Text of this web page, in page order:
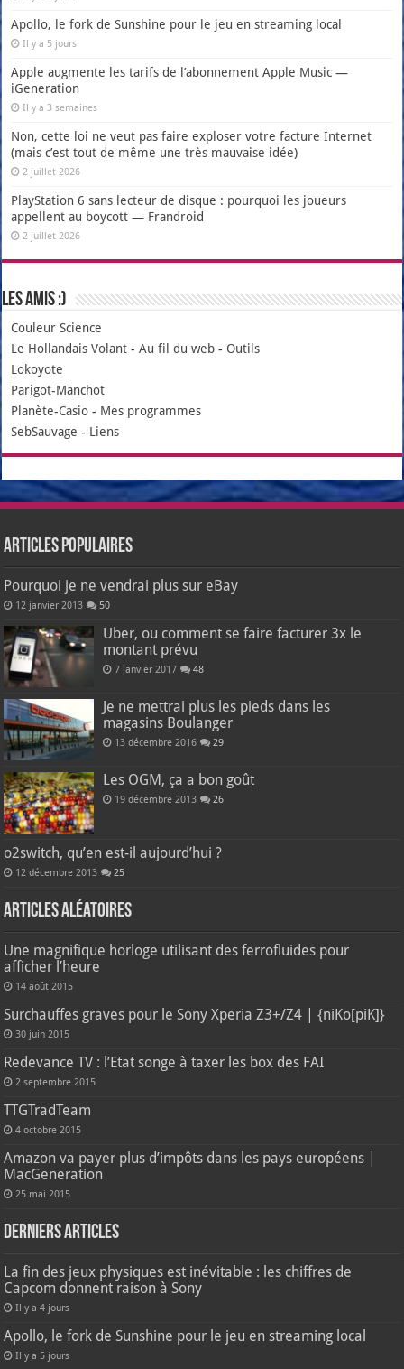
Apollo, le fork de Sunshine pour le jeu en streaming local
Il y a 5 jours
Apple augmente les tarifs de l’abonnement Apple Music —
iGeneration
Il y a 3 semaines
Non, cette loi ne veut pas faire exploser votre facture Internet
(mais c’est tout de même une très mauvaise idée)
2 juillet 2026
PlayStation 6 sans lecteur de disque : pourquoi les joueurs
appellent au boycott — Frandroid
2 juillet 2026
Les amis :)
Couleur Science
Le Hollandais Volant -Au fil du web - Outils
Lokoyote
Parigot-Manchot
Planète-Casio - Mes programmes
SebSauvage - Liens
Articles populaires
Pourquoi je ne vendrai plus sur eBay
12 janvier 2013 50
Uber, ou comment se faire facturer 3x le
montant prévu
7 janvier 2017 48
Je ne mettrai plus les pieds dans les
magasins Boulanger
13 décembre 2016 29
Les OGM, ça a bon goût
19 décembre 2013 26
o2switch, qu’en est-il aujourd’hui ?
12 décembre 2013 25
Articles aléatoires
Une magnifique horloge utilisant des ferrofluides pour
afficher l’heure
14 août 2015
Surchauffes graves pour le Sony Xperia Z3+/Z4 | {niKo[piK]}
30 juin 2015
Redevance TV : l’Etat songe à taxer les box des FAI
2 septembre 2015
TTGTradTeam
4 octobre 2015
Amazon va payer plus d’impôts dans les pays européens |
MacGeneration
25 mai 2015
Derniers articles
La fin des jeux physiques est inévitable : les chiffres de
Capcom donnent raison à Sony
Il y a 4 jours
Apollo, le fork de Sunshine pour le jeu en streaming local
Il y a 5 jours